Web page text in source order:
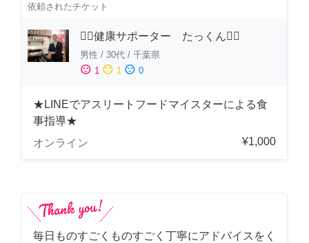
依頼されたチケット
🏋️‍♂️健康サポーター たっくん🏋️‍♂️
男性 / 30代 / 千葉県
sentiment_satisfied 1 sentiment_neutral 1 sentiment_dissatisfied 0
★LINEでアスリートフードマイスターによる食
事指導★
オンライン
¥1,000
毎日ものすごくものすごく丁寧にアドバイスをく